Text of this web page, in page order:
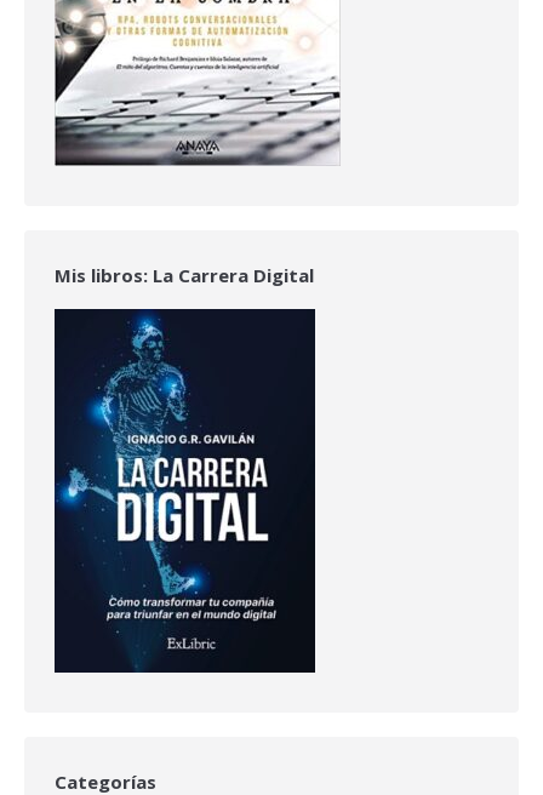
Mis libros: La Carrera Digital
Categorías